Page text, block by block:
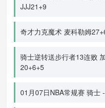
JJJ21+9
奇才力克魔术 麦科勒姆
骑士逆转送步行者13连败
20+6+5
01月07日NBA常规赛 骑士